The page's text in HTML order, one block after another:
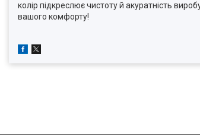
колір підкреслює чистоту й акуратність
вашого комфорту!